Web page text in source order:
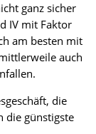
ganz sicher
IV mit Faktor
am besten mit
auch
die
die günstigste